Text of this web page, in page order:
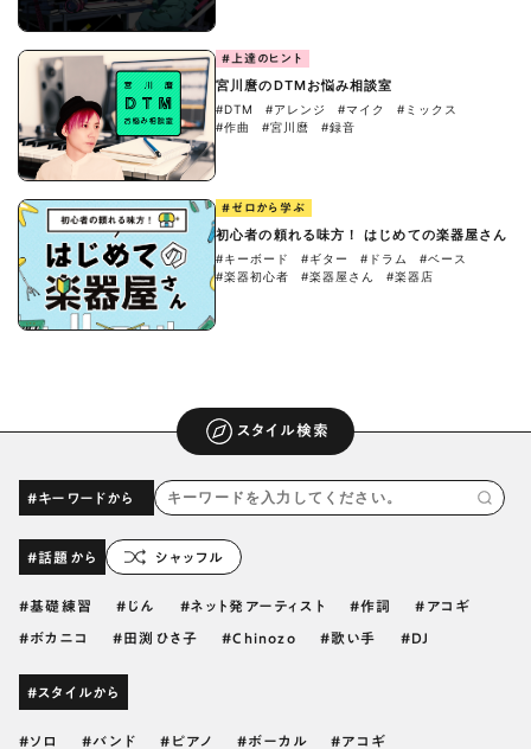
#上達のヒント
宮川麿のDTMお悩み相談室
#DTM #アレンジ #マイク
#ミックス
#作曲
#宮川麿 #録音
#ゼロから学ぶ
初心者の頼れる味方！ はじめての楽器屋さん
#キーボード #ギター #ドラム
#ベース
#楽器初心者
#楽器屋さん #楽器店
スタイル検索
#キーワードから
#話題から シャッフル
基礎練習 じん ネット発アーティスト 作詞 アコギ
ボカニコ 田渕ひさ子 Chinozo 歌い手 DJ
#スタイルから
ソロ バンド ピアノ ボーカル アコギ